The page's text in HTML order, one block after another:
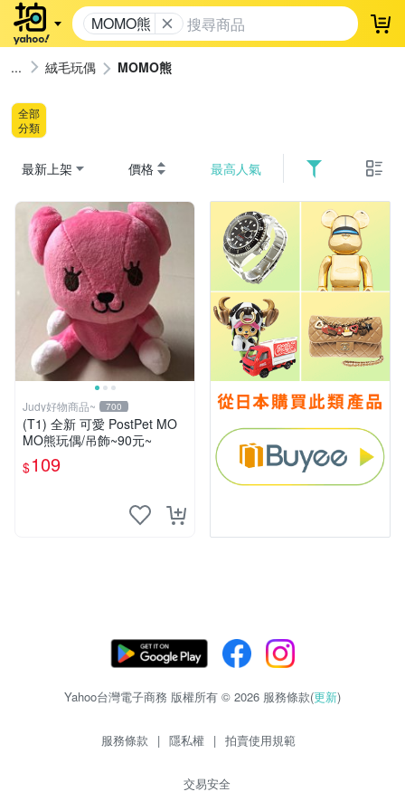
MOMO熊 登
絨毛玩偶 MOMO熊
全部
分類
最新上架 價格 最高人氣
Judy好物商品~ 700
(T1) 全新 可愛 PostPet MO
MO熊玩偶/吊飾~90元~
$109
Yahoo台灣電子商務 版權所有 © 2026 服務條款(更新)
服務條款 | 隱私權 | 拍賣使用規範
交易安全